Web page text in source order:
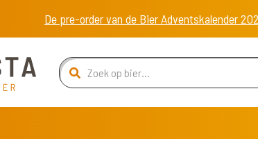
De pre-order van de Bier Adventskalender